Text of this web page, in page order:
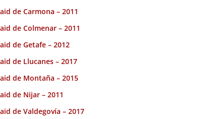
de Carmona – 2011
de Colmenar – 2011
de Getafe – 2012
de Llucanes – 2017
de Montaña – 2015
de Nijar – 2011
de Valdegovía – 2017